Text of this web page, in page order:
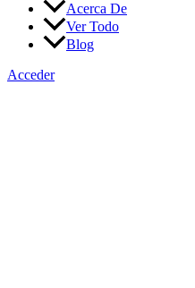
Acerca De
Ver Todo
Blog
Acceder